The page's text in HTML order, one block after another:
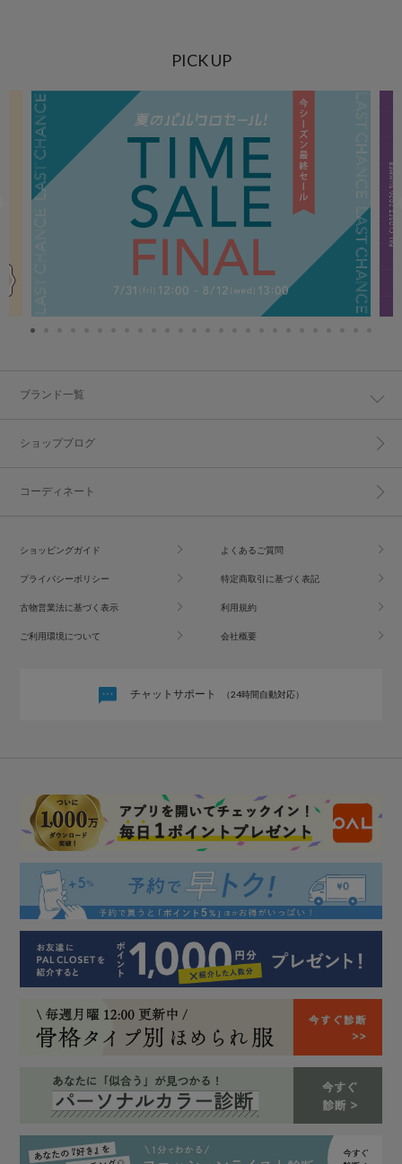
PICK UP
ブランド一覧
ショップブログ
コーディネート
ショッピングガイド よくあるご質問
プライバシーポリシー 特定商取引に基づく表記
古物営業法に基づく表示 利用規約
ご利用環境について 会社概要
チャットサポート （24時間自動対応）